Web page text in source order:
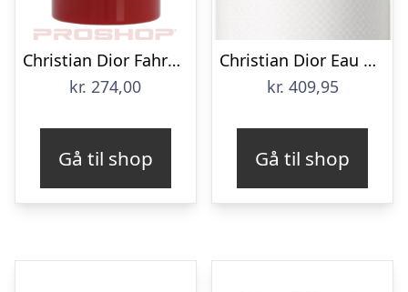
Christian Dior Fahrenheit Stick
kr. 274,00
Gå til shop
Christian Dior Eau Sauvage Deodorant / Deo Spray – 150 Ml
kr. 409,95
Gå til shop